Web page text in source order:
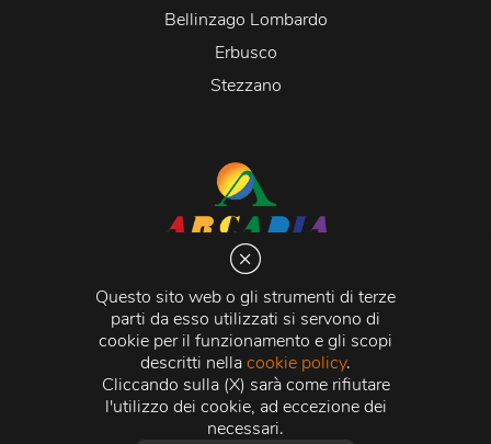
Questo sito web o gli strumenti di terze
parti da esso utilizzati si servono di
cookie per il funzionamento e gli scopi
descritti nellacookie policy.
Cliccando sulla (X) sarà come rifiutare
l'utilizzo dei cookie, ad eccezione dei
necessari.
Bellinzago Lombardo
Erbusco
Stezzano
Via Martiri della Libertà 20066 Melzo (MI)
C.C.I.A.A. - R.E.A di Milano n. 1427910
Registro delle Imprese di Milano n. 338392 -
Fiscale e Partita Iva11015840157 | Capitale Sociale
500.000,00 i.v.
Credits:Crea Informatica S.r.l. 2026 © Tutti i diritti
riservati.